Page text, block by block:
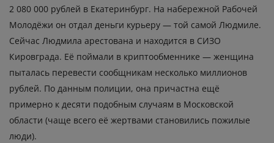
2 080 000 рублей в Екатеринбург. На набережной Рабочей
Молодёжи он отдал деньги курьеру — той самой Людмиле.
Сейчас Людмила арестована и находится в СИЗО
Кировграда. Её поймали в криптообменнике — женщина
пыталась перевести сообщникам несколько миллионов
рублей. По данным полиции, она причастна ещё
примерно к десяти подобным случаям в Московской
области (чаще всего её жертвами становились пожилые
люди).